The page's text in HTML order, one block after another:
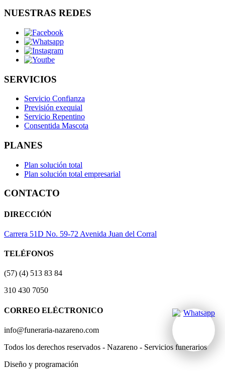
NUESTRAS REDES
SERVICIOS
Servicio Confianza
Previsión exequial
Servicio Repentino
Consentida Mascota
PLANES
Plan solución total
Plan solución total empresarial
CONTACTO
DIRECCIÓN
Carrera 51D No. 59-72 Avenida Juan del Corral
TELÉFONOS
(57) (4) 513 83 84
310 430 7050
CORREO ELÉCTRONICO
info@funeraria-nazareno.com
Todos los derechos reservados - Nazareno - Servicios funerarios
Diseño y programación